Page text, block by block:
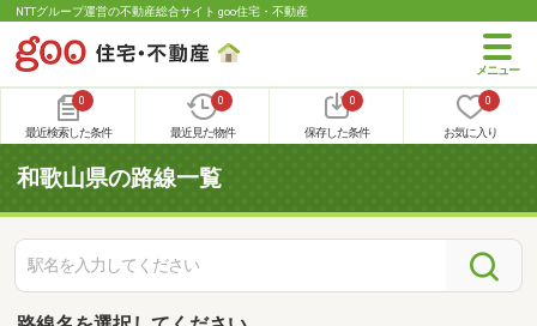
NTTグループ運営の不動産総合サイト goo住宅・不動産
0
最近検索した条件
0
最近見た物件
0
保存した条件
0
お気に入り
和歌山県の路線一覧